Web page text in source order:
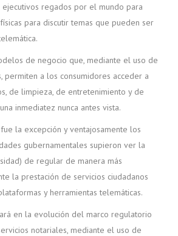
ejecutivos regados por el mundo para
para discutir temas que pueden ser
de negocio que, mediante el uso de
permiten a los consumidores acceder a
de limpieza, de entretenimiento y de
inmediatez nunca antes vista.
la excepción y ventajosamente los
gubernamentales supieron ver la
de regular de manera más
la prestación de servicios ciudadanos
y herramientas telemáticas.
en la evolución del marco regulatorio
notariales, mediante el uso de